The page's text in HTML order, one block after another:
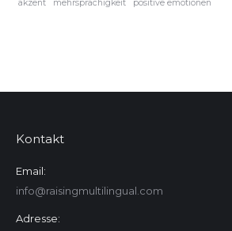
akzent mehrsprachigkeit positive emotionen
Kontakt
Email:
info@raisingmultilingual.com
Adresse: